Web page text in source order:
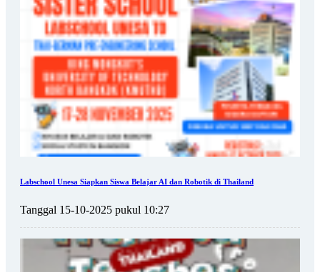
Labschool Unesa Siapkan Siswa Belajar AI dan Robotik di Thailand
Tanggal 15-10-2025 pukul 10:27